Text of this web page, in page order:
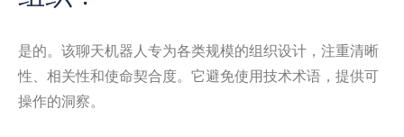
是的。该聊天机器人专为各类规模的组织设计，注重清晰
性、相关性和使命契合度。它避免使用技术术语，提供可
操作的洞察。